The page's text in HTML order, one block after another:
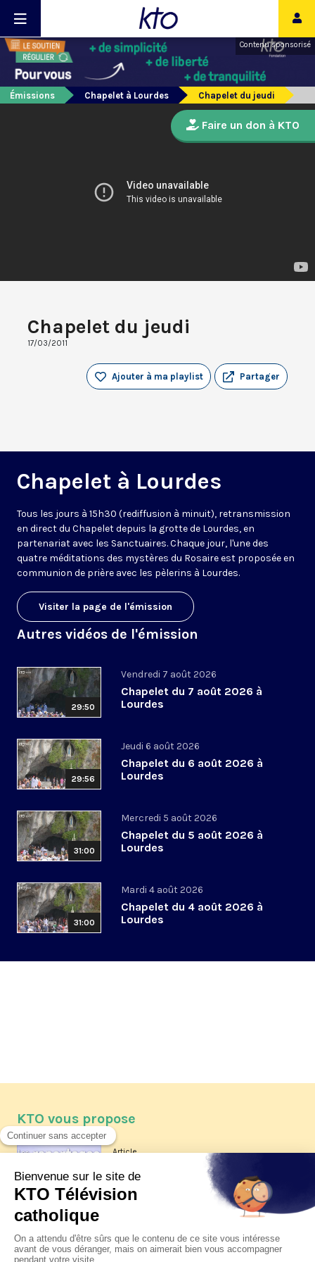
Contenu sponsorisé
Émissions Chapelet à Lourdes Chapelet du jeudi
Chapelet du jeudi
17/03/2011
Partager
Ajouter à ma playlist
Chapelet à Lourdes
Tous les jours à 15h30 (rediffusion à minuit), retransmission
en direct du Chapelet depuis la grotte de Lourdes, en
partenariat avec les Sanctuaires. Chaque jour, l'une des
quatre méditations des mystères du Rosaire est proposée en
communion de prière avec les pèlerins à Lourdes.
Visiter la page de l'émission
Autres vidéos de l'émission
29:50
Vendredi 7 août 2026
Chapelet du 7 août 2026 à
Lourdes
29:56
Jeudi 6 août 2026
Chapelet du 6 août 2026 à
Lourdes
31:00
Mercredi 5 août 2026
Chapelet du 5 août 2026 à
Lourdes
31:00
Mardi 4 août 2026
Chapelet du 4 août 2026 à
Lourdes
Faire un don à KTO
KTO vous propose
Article
Les reportages d'été 2026 de KTO
La visite pastorale du pape Léon
XIV à Assise à suivre sur KTO le
jeudi 6 août